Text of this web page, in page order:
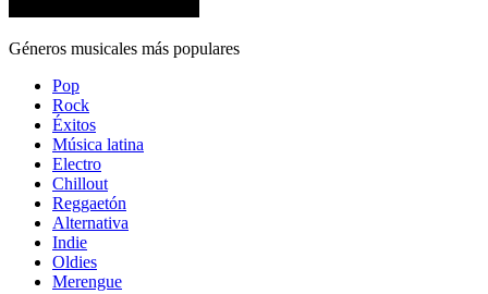
Géneros musicales más populares
Pop
Rock
Éxitos
Música latina
Electro
Chillout
Reggaetón
Alternativa
Indie
Oldies
Merengue